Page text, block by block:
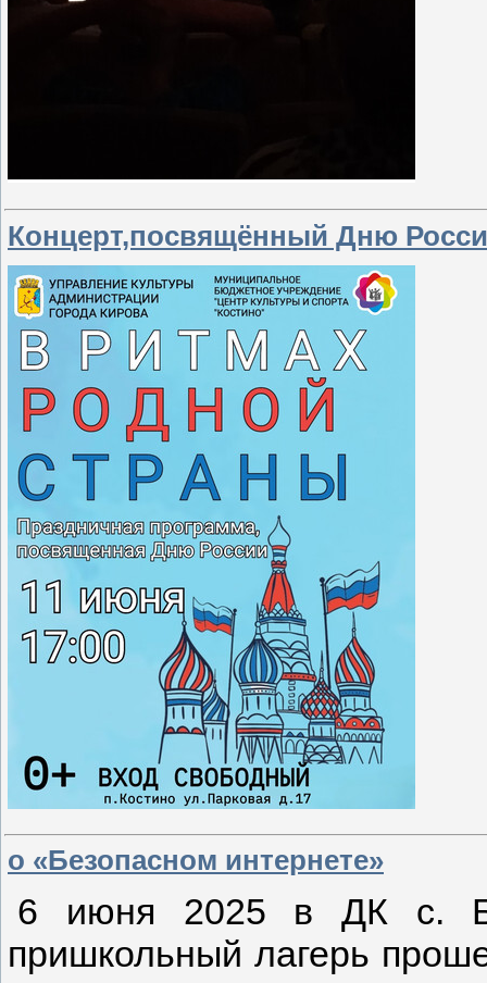
Концерт,посвящённый Дню
о «Безопасном интернете»
6 июня 2025 в ДК с.
пришкольный лагерь